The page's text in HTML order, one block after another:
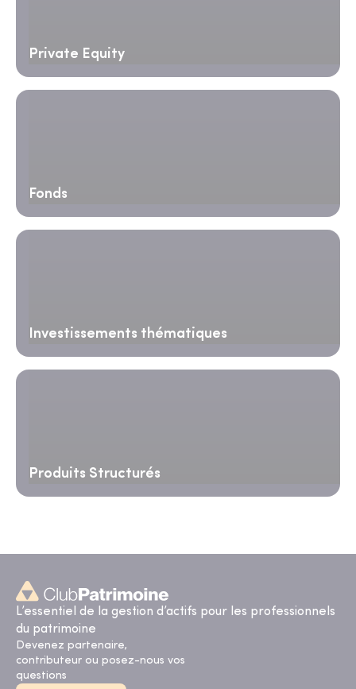
Private Equity
Fonds
Investissements thématiques
Produits Structurés
L’essentiel de la gestion d’actifs pour les professionnels
du patrimoine
Devenez partenaire,
contributeur ou posez-nous vos
questions